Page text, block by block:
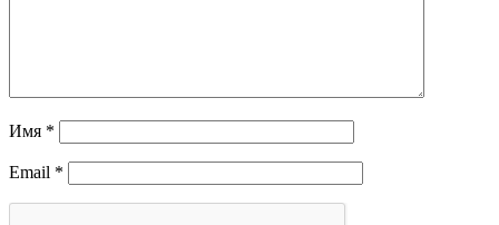
Имя *
Email *